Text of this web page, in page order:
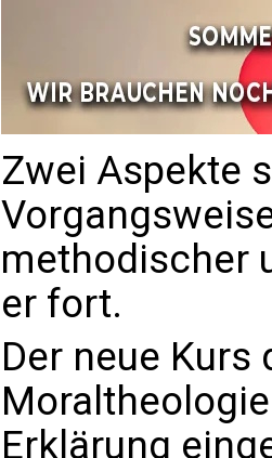
Zwei Aspekte
methodischer
er fort.
Der neue
Erklärung